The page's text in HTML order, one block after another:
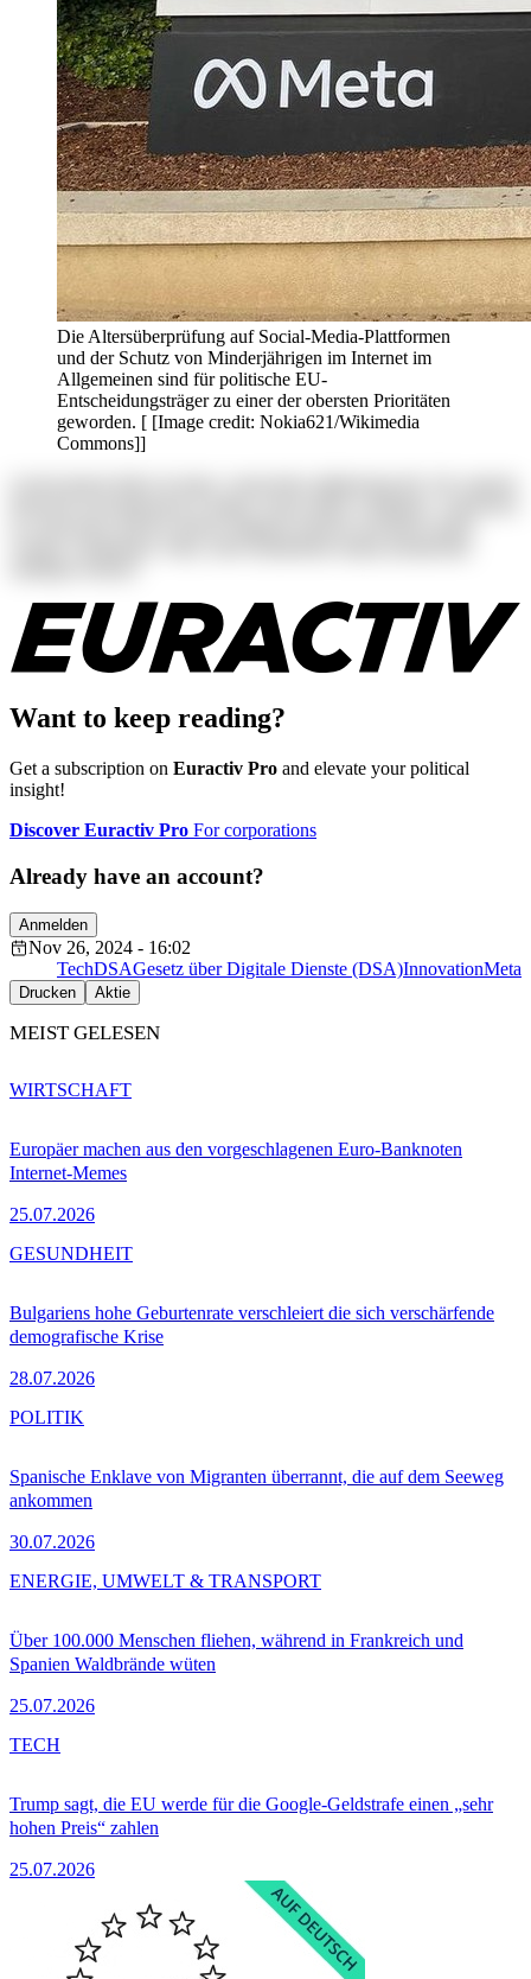
Die Altersüberprüfung auf Social-Media-Plattformen
und der Schutz von Minderjährigen im Internet im
Allgemeinen sind für politische EU-
Entscheidungsträger zu einer der obersten Prioritäten
geworden. [ [Image credit: Nokia621/Wikimedia
Commons]]
Want to keep reading?
Get a subscription on Euractiv Pro and elevate your political
insight!
Discover Euractiv Pro For corporations
Already have an account?
Anmelden
Nov 26, 2024 - 16:02
TechDSAGesetz über Digitale Dienste (DSA)InnovationMeta
Drucken Aktie
MEIST GELESEN
Europäer machen aus den vorgeschlagenen Euro-Banknoten
Internet-Memes
25.07.2026
WIRTSCHAFT
Bulgariens hohe Geburtenrate verschleiert die sich verschärfende
demografische Krise
28.07.2026
GESUNDHEIT
Spanische Enklave von Migranten überrannt, die auf dem Seeweg
ankommen
30.07.2026
POLITIK
Über 100.000 Menschen fliehen, während in Frankreich und
Spanien Waldbrände wüten
25.07.2026
ENERGIE, UMWELT & TRANSPORT
Trump sagt, die EU werde für die Google-Geldstrafe einen „sehr
hohen Preis“ zahlen
25.07.2026
TECH